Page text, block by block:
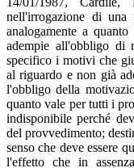
nell'irrogazione di una
analogamente a
adempie all'obbligo di
specifico i motivi che
al riguardo e non già
l'obbligo della
quanto vale per tutti i
indisponibile perché
del provvedimento;
senso che deve essere
l'effetto che in